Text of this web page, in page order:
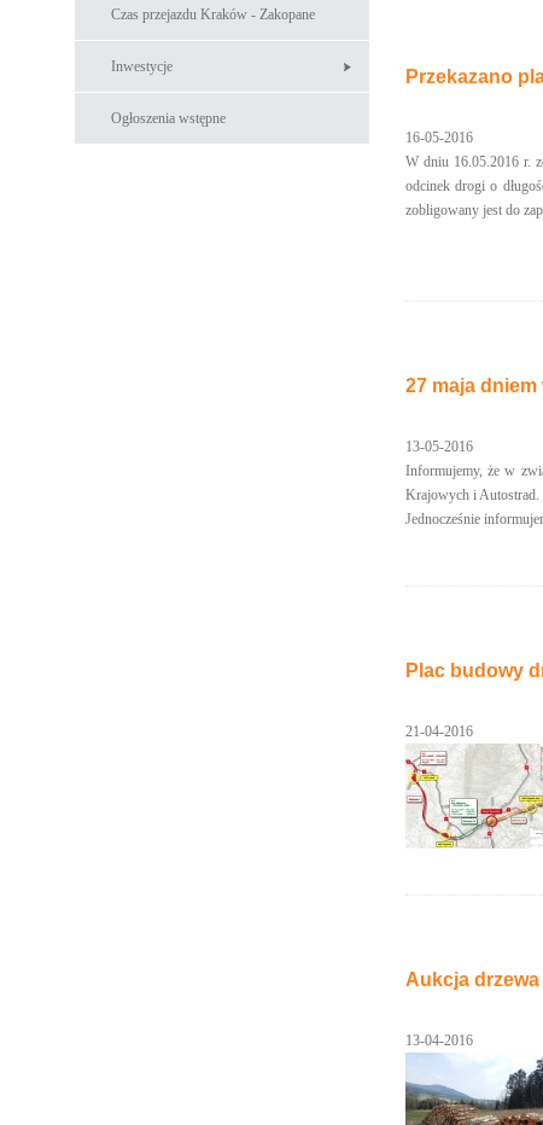
Czas przejazdu Kraków - Zakopane
Inwestycje
Ogłoszenia wstępne
Przekazano
16-05-2016
W dniu 16.05.2016 r.
odcinek drogi o
zobligowany jest do
27 maja
13-05-2016
Informujemy, że w
Krajowych i Autostrad.
Jednocześnie
Plac budowy
21-04-2016
Aukcja
13-04-2016